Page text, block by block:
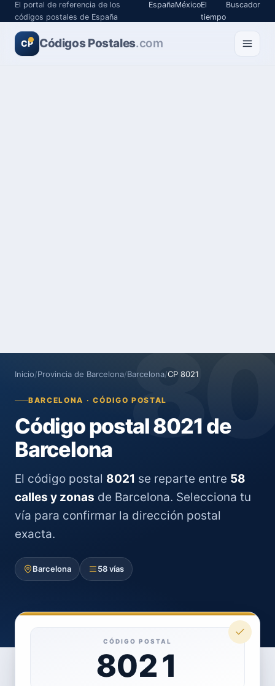
El portal de referencia de los
códigos postales de España
EspañaMéxicoEl
tiempo
Buscador
CP Códigos Postales.com
Inicio/Provincia de Barcelona/Barcelona/CP 8021
BARCELONA · CÓDIGO POSTAL
Código postal 8021 de
Barcelona
El código postal 8021 se reparte entre 58
calles y zonas de Barcelona. Selecciona tu
vía para confirmar la dirección postal
exacta.
Barcelona 58 vías
CÓDIGO POSTAL
8021